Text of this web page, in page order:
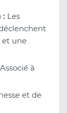
: Les
et une
Associé à
et de